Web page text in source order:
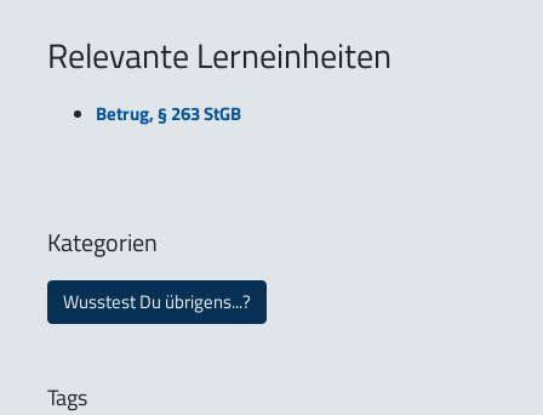
Relevante Lerneinheiten
Betrug, § 263 StGB
Kategorien
Wusstest Du übrigens...?
Tags